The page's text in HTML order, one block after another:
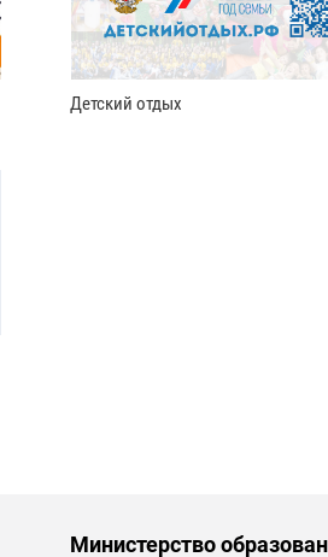
Детский отдых
Министерство